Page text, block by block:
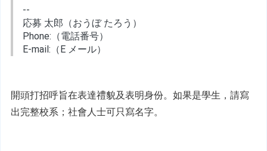
--
応募 太郎（おうぼ たろう）
Phone:（電話番号）
E-mail:（E メール）
開頭打招呼旨在表達禮貌及表明身份。如果是學生，請寫
出完整校系；社會人士可只寫名字。